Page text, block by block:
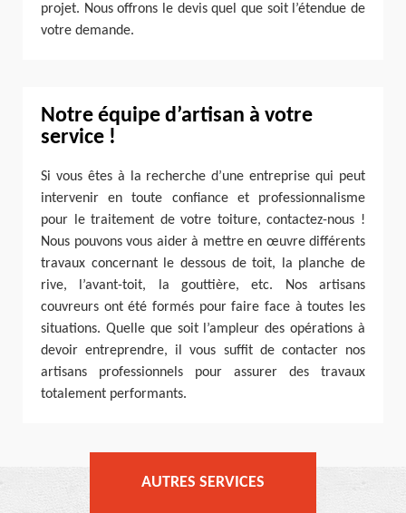
projet. Nous offrons le devis quel que soit l’étendue de
votre demande.
Notre équipe d’artisan à votre
service !
Si vous êtes à la recherche d’une entreprise qui peut
intervenir en toute confiance et professionnalisme
pour le traitement de votre toiture, contactez-nous !
Nous pouvons vous aider à mettre en œuvre différents
travaux concernant le dessous de toit, la planche de
rive, l’avant-toit, la gouttière, etc. Nos artisans
couvreurs ont été formés pour faire face à toutes les
situations. Quelle que soit l’ampleur des opérations à
devoir entreprendre, il vous suffit de contacter nos
artisans professionnels pour assurer des travaux
totalement performants.
AUTRES SERVICES